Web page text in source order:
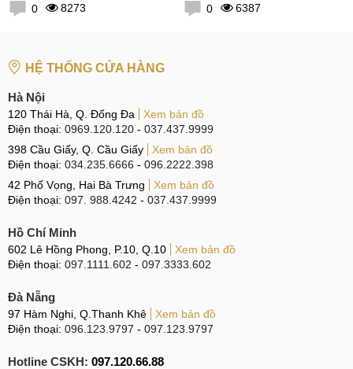
0
8273
0
6387
HỆ THỐNG CỬA HÀNG
Hà Nội
120 Thái Hà, Q. Đống Đa
Xem bản đồ
Điện thoại: 0969.120.120 - 037.437.9999
398 Cầu Giấy, Q. Cầu Giấy
Xem bản đồ
Điện thoại: 034.235.6666 - 096.2222.398
42 Phố Vọng, Hai Bà Trưng
Xem bản đồ
Điện thoại: 097. 988.4242 - 037.437.9999
Hồ Chí Minh
602 Lê Hồng Phong, P.10, Q.10
Xem bản đồ
Điện thoại: 097.1111.602 - 097.3333.602
Đà Nẵng
97 Hàm Nghi, Q.Thanh Khê
Xem bản đồ
Điện thoại: 096.123.9797 - 097.123.9797
Hotline CSKH: 097.120.66.88